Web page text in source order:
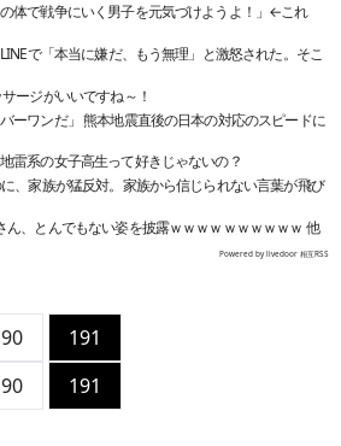
体で戦争にいく男子を元気づけようよ！」←これ
で「本当に嫌だ、もう無理」と激怒された。そこ
ージがいいですね～！
ーワンだ」 熊本地震直後の日本の対応のスピードに
雷系の女子高生って好きじゃないの？
、家族が猛反対。家族から信じられない言葉が飛び
ん、とんでもない姿を披露ｗｗｗｗｗｗｗｗｗｗ 他
Powered by livedoor 相互RSS
191
191